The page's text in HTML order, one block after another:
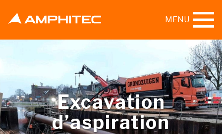
MENU
Excavation
d’aspiration